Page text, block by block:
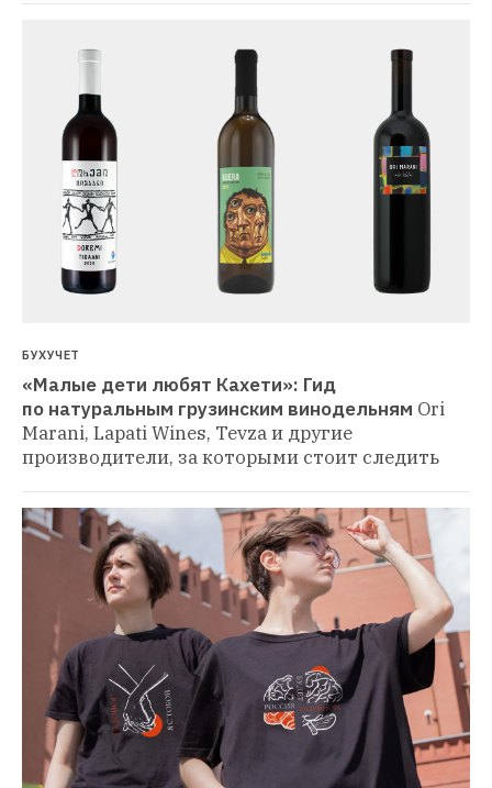
БУХУЧЕТ
«Малые дети любят Кахети»: Гид
по натуральным грузинским винодельням Ori
Marani, Lapati Wines, Tevza и другие
производители, за которыми стоит следить